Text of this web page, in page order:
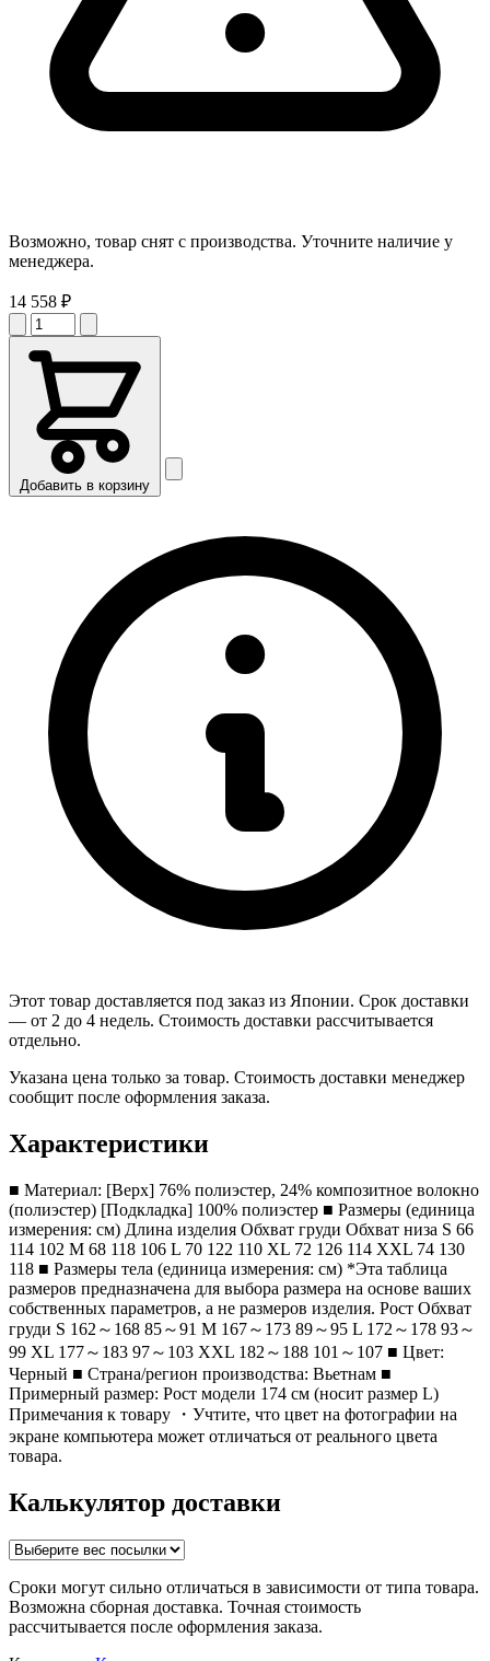
Возможно, товар снят с производства. Уточните наличие у
менеджера.
14 558 ₽
Добавить в корзину
Этот товар доставляется под заказ из Японии. Срок доставки
— от 2 до 4 недель. Стоимость доставки рассчитывается
отдельно.
Указана цена только за товар. Стоимость доставки менеджер
сообщит после оформления заказа.
Характеристики
■ Материал: [Верх] 76% полиэстер, 24% композитное волокно
(полиэстер) [Подкладка] 100% полиэстер ■ Размеры (единица
измерения: см) Длина изделия Обхват груди Обхват низа S 66
114 102 M 68 118 106 L 70 122 110 XL 72 126 114 XXL 74 130
118 ■ Размеры тела (единица измерения: см) *Эта таблица
размеров предназначена для выбора размера на основе ваших
собственных параметров, а не размеров изделия. Рост Обхват
груди S 162～168 85～91 M 167～173 89～95 L 172～178 93～
99 XL 177～183 97～103 XXL 182～188 101～107 ■ Цвет:
Черный ■ Страна/регион производства: Вьетнам ■
Примерный размер: Рост модели 174 см (носит размер L)
Примечания к товару ・Учтите, что цвет на фотографии на
экране компьютера может отличаться от реального цвета
товара.
Калькулятор доставки
Сроки могут сильно отличаться в зависимости от типа товара.
Возможна сборная доставка. Точная стоимость
рассчитывается после оформления заказа.